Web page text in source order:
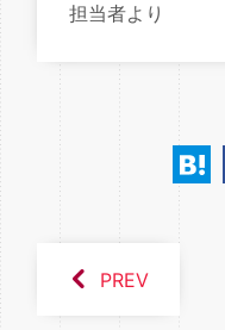
担当者より
PREV